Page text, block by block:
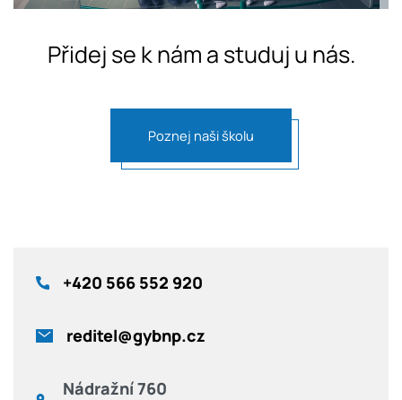
Přidej se k nám a studuj u nás.
Poznej naši školu
+420 566 552 920
reditel@gybnp.cz
Nádražní 760